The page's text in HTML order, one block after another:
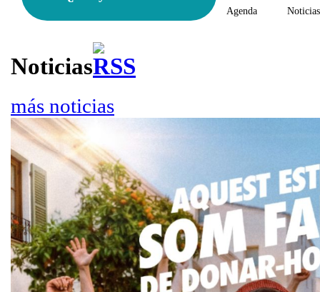
Agenda Noticias
Noticias
más noticias